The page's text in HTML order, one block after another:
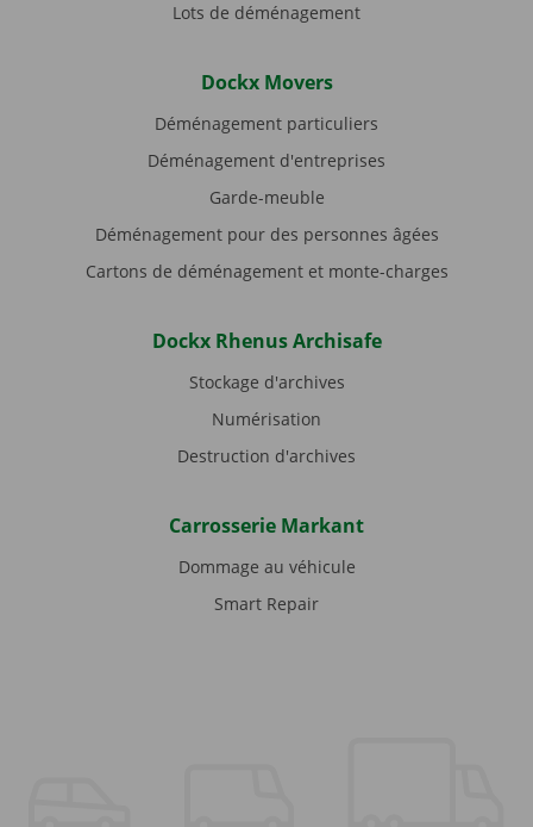
Lots de déménagement
Dockx Movers
Déménagement particuliers
Déménagement d'entreprises
Garde-meuble
Déménagement pour des personnes âgées
Cartons de déménagement et monte-charges
Dockx Rhenus Archisafe
Stockage d'archives
Numérisation
Destruction d'archives
Carrosserie Markant
Dommage au véhicule
Smart Repair